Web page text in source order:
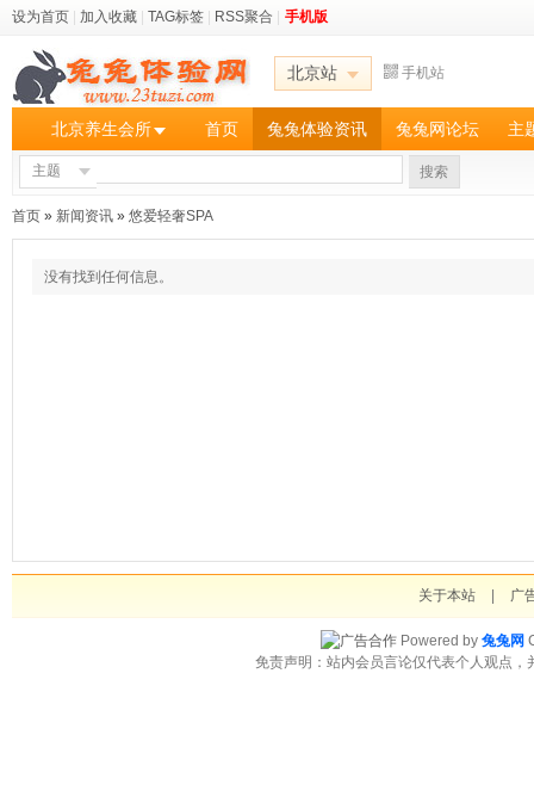
设为首页 加入收藏 TAG标签 RSS聚合 手机版
北京站 手机站
北京养生会所 首页 兔兔体验资讯 兔兔网论坛 主
主题 搜索
首页 » 新闻资讯 » 悠爱轻奢SPA
没有找到任何信息。
关于本站 广
Powered by 兔兔网
免责声明：站内会员言论仅代表个人观点